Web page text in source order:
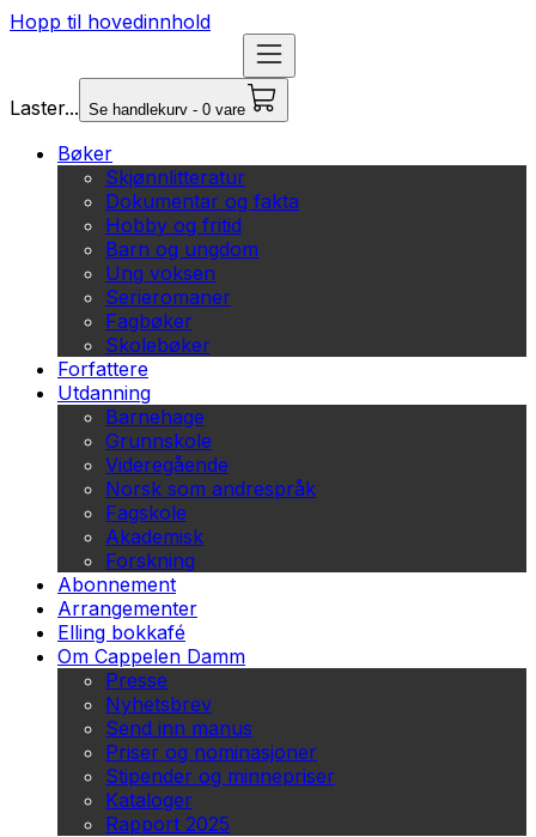
Hopp til hovedinnhold
Laster... Se handlekurv - 0 vare
Bøker
Skjønnlitteratur
Dokumentar og fakta
Hobby og fritid
Barn og ungdom
Ung voksen
Serieromaner
Fagbøker
Skolebøker
Forfattere
Utdanning
Barnehage
Grunnskole
Videregående
Norsk som andrespråk
Fagskole
Akademisk
Forskning
Abonnement
Arrangementer
Elling bokkafé
Om Cappelen Damm
Presse
Nyhetsbrev
Send inn manus
Priser og nominasjoner
Stipender og minnepriser
Kataloger
Rapport 2025